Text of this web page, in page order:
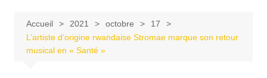
Accueil 2021 octobre
17
L’artiste d’origine rwandaise Stromae marque son retour
musical en « Santé »